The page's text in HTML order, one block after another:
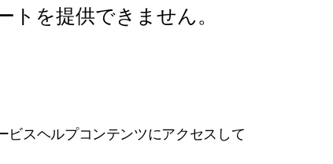
を提供できません。
ビスヘルプコンテンツにアクセスして